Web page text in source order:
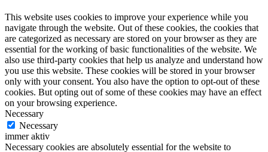
This website uses cookies to improve your experience while you
navigate through the website. Out of these cookies, the cookies that
are categorized as necessary are stored on your browser as they are
essential for the working of basic functionalities of the website. We
also use third-party cookies that help us analyze and understand how
you use this website. These cookies will be stored in your browser
only with your consent. You also have the option to opt-out of these
cookies. But opting out of some of these cookies may have an effect
on your browsing experience.
Necessary
Necessary
immer aktiv
Necessary cookies are absolutely essential for the website to